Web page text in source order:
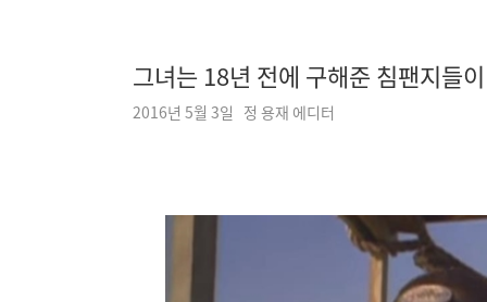
그녀는 18년 전에 구해준 침팬지들
2016년 5월 3일 정 용재 에디터